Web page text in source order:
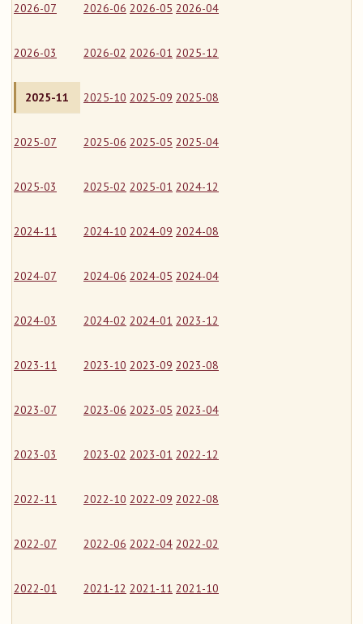
2026-07 2026-06 2026-05 2026-04
2026-03 2026-02 2026-01 2025-12
2025-11 2025-10 2025-09 2025-08
2025-07 2025-06 2025-05 2025-04
2025-03 2025-02 2025-01 2024-12
2024-11 2024-10 2024-09 2024-08
2024-07 2024-06 2024-05 2024-04
2024-03 2024-02 2024-01 2023-12
2023-11 2023-10 2023-09 2023-08
2023-07 2023-06 2023-05 2023-04
2023-03 2023-02 2023-01 2022-12
2022-11 2022-10 2022-09 2022-08
2022-07 2022-06 2022-04 2022-02
2022-01 2021-12 2021-11 2021-10